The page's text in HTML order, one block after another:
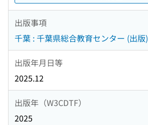
出版事項
千葉 : 千葉県総合教育センター (出版)
出版年月日等
2025.12
出版年（W3CDTF）
2025